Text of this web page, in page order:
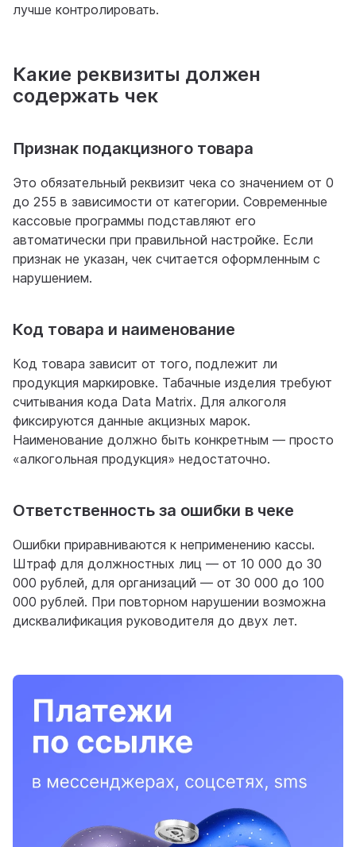
лучше контролировать.
Какие реквизиты должен
содержать чек
Признак подакцизного товара
Это обязательный реквизит чека со значением от 0
до 255 в зависимости от категории. Современные
кассовые программы подставляют его
автоматически при правильной настройке. Если
признак не указан, чек считается оформленным с
нарушением.
Код товара и наименование
Код товара зависит от того, подлежит ли
продукция маркировке. Табачные изделия требуют
считывания кода Data Matrix. Для алкоголя
фиксируются данные акцизных марок.
Наименование должно быть конкретным — просто
«алкогольная продукция» недостаточно.
Ответственность за ошибки в чеке
Ошибки приравниваются к неприменению кассы.
Штраф для должностных лиц — от 10 000 до 30
000 рублей, для организаций — от 30 000 до 100
000 рублей. При повторном нарушении возможна
дисквалификация руководителя до двух лет.